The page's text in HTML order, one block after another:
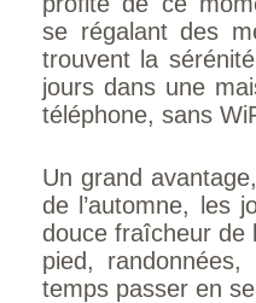
se régalant des
trouvent la
jours dans une
téléphone, sans
Un grand
de l’automne, les
douce fraîcheur de
pied,
temps passer en